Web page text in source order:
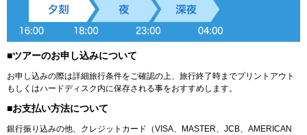
■ツアーのお申し込みについて
お申し込みの際は詳細旅行条件をご確認の上、旅行終了時までプリントアウト
もしくはハードディスク内に保存される事をおすすめします。
■お支払い方法について
銀行振り込みの他、クレジットカード（VISA、MASTER、JCB、AMERICAN